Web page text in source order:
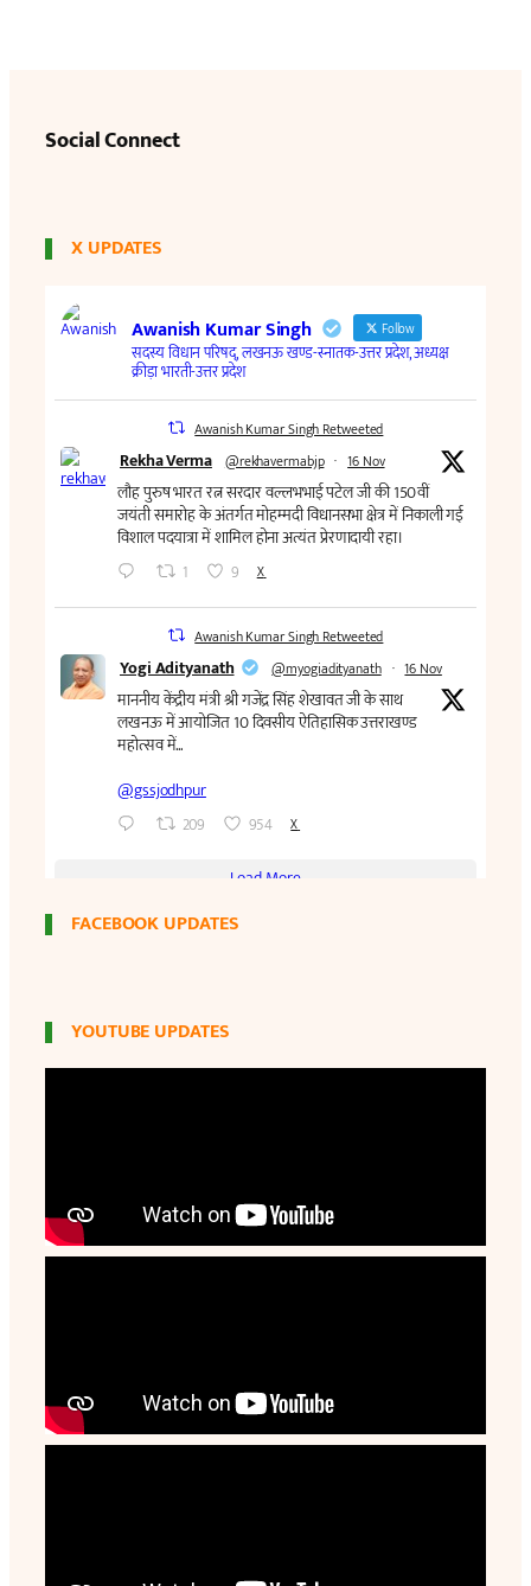
Social Connect
X UPDATES
FACEBOOK UPDATES
YOUTUBE UPDATES